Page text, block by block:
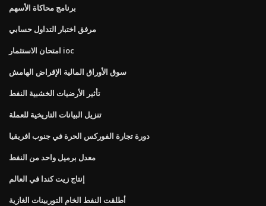
برنامج محاكاة الأسهم
مرفق اختبار التداول حسابي
امتحان الاستثمار ioc
سوق الأوراق المالية الإقراض الهامش
تأثير الأرضيات الخشبية النفط
تنزيل البيانات التاريخية للعملة
دورة تجارة الفوركس الحرة في جنوب افريقيا
معدل برميل واحد من النفط
إنتاج زيت كندا في العالم
أطلقت النفط الخام التوربينات الغازية